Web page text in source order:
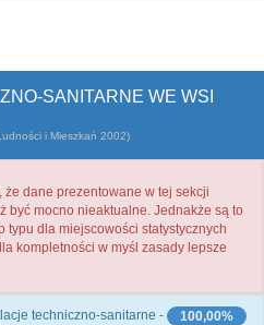
SANITARNE WE WSI
i Mieszkań 2002)
że dane prezentowane w tej sekcji
być mocno nieaktualne. Jednakże są to
typu dla miejscowości statystycznych
kompletności w myśl zasady lepsze
100,00%
techniczno-sanitarne -